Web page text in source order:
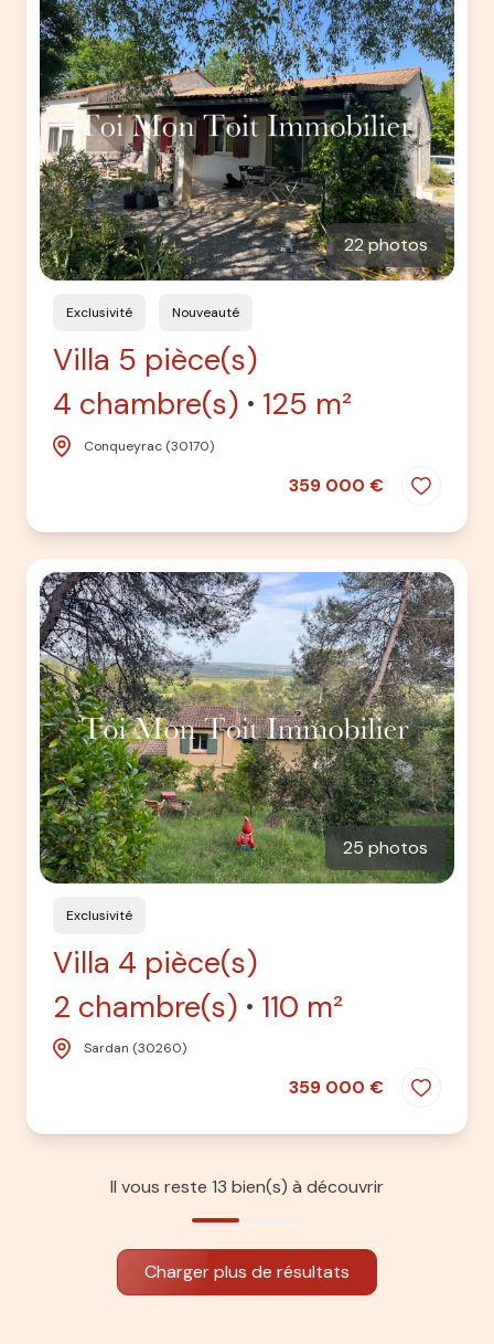
22 photos
Exclusivité Nouveauté
Villa 5 pièce(s)
4 chambre(s)
125 m²
Conqueyrac (30170)
359 000 €
25 photos
Exclusivité
Villa 4 pièce(s)
2 chambre(s)
110 m²
Sardan (30260)
359 000 €
Il vous reste 13 bien(s) à découvrir
Charger plus de résultats